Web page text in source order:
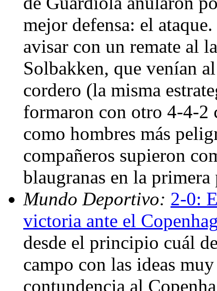
mejor defensa: el
avisar con un remate al
Solbakken, que venían
cordero (la misma
formaron con otro 4-4-2
como hombres más
compañeros supieron
blaugranas en la
Mundo Deportivo: 2-0:
victoria ante el
desde el principio cuál
campo con las ideas
contundencia al